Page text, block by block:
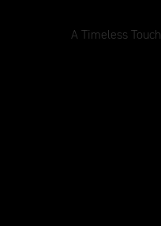
A Timeless Touch